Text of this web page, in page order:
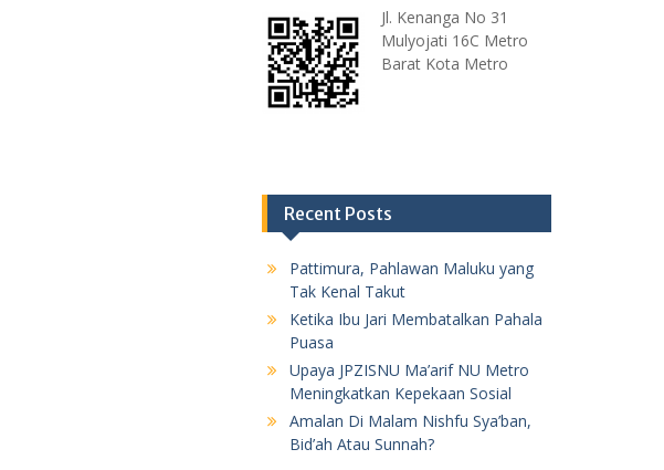
Jl. Kenanga No 31
Mulyojati 16C Metro
Barat Kota Metro
Recent Posts
Pattimura, Pahlawan Maluku yang
Tak Kenal Takut
Ketika Ibu Jari Membatalkan Pahala
Puasa
Upaya JPZISNU Ma’arif NU Metro
Meningkatkan Kepekaan Sosial
Amalan Di Malam Nishfu Sya’ban,
Bid’ah Atau Sunnah?